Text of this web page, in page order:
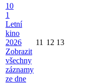
10
1
Letní
kino
2026
Zobrazit
všechny
záznamy
ze dne
11 12 13